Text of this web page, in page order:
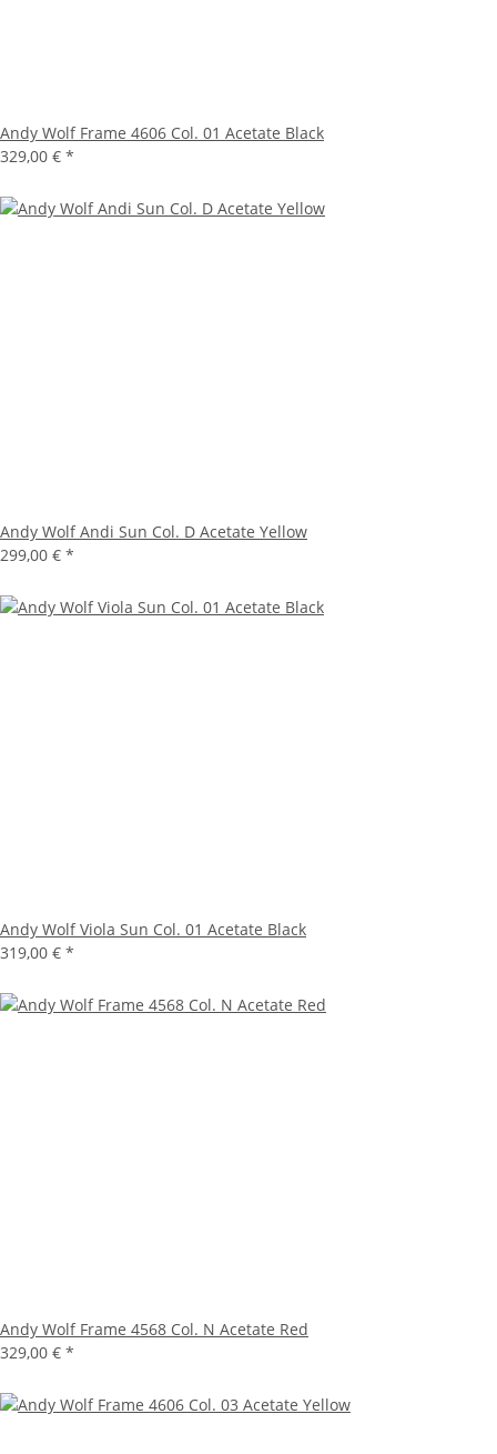
Andy Wolf Frame 4606 Col. 01 Acetate Black
329,00 € *
Andy Wolf Andi Sun Col. D Acetate Yellow
299,00 € *
Andy Wolf Viola Sun Col. 01 Acetate Black
319,00 € *
Andy Wolf Frame 4568 Col. N Acetate Red
329,00 € *